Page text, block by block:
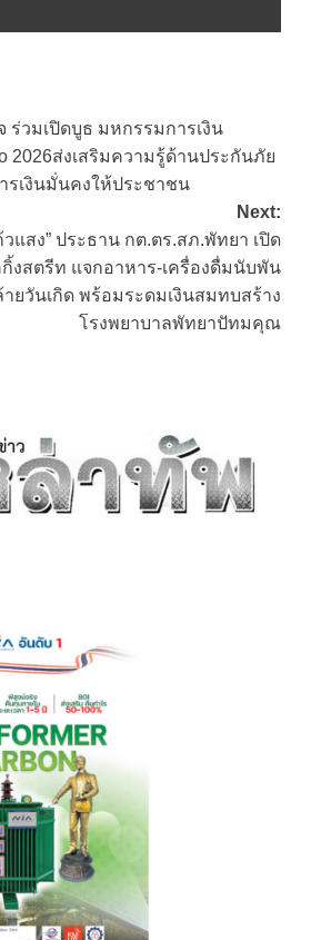
วมเปิดบูธ มหกรรมการเงิน
2026ส่งเสริมความรู้ด้านประกันภัย
รเงินมั่นคงให้ประชาชน
Next:
แสง” ประธาน กต.ตร.สภ.พัทยา เปิด
งสตรีท แจกอาหาร-เครื่องดื่มนับพัน
ยวันเกิด พร้อมระดมเงินสมทบสร้าง
โรงพยาบาลพัทยาปัทมคุณ